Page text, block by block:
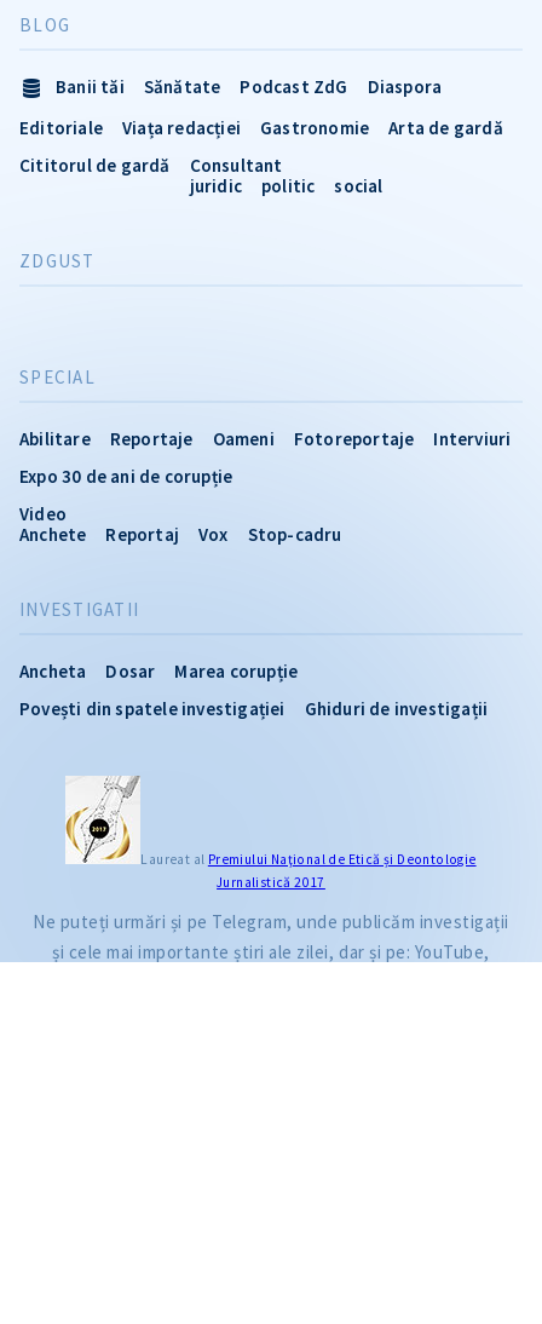
INVESTIGATII
Ancheta Dosar
Marea corupție
Povești din spatele investigației
Ghiduri de investigații
SPECIAL
Abilitare Reportaje Oameni Fotoreportaje
Interviuri
Expo 30 de ani de corupție
Video
Anchete
Reportaj Vox Stop-cadru
BLOG
Banii tăi Sănătate Podcast ZdG
Diaspora
Editoriale
Viața redacției Gastronomie
Arta de gardă
Cititorul de gardă
Consultant
juridic
politic social
ZDGUST
Laureat al Premiului Naţional de Etică și Deontologie
Jurnalistică 2017
Ne puteți urmări și pe Telegram, unde publicăm investigații
și cele mai importante știri ale zilei, dar și pe: YouTube,
CITEȘTE